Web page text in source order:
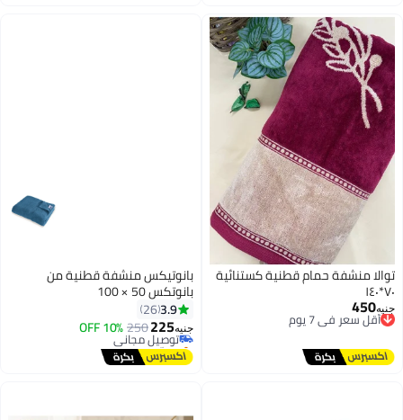
توالا منشفة حمام قطنية كستنائية
٧٠*١٤٠
جنيه450
أقل سعر في 7 يوم
توصيل مجاني
بانوتيكس منشفة قطنية من
بانوتكس 50 × 100
3.9
26
جنيه225
250
10% OFFتوصيل مجاني
بتخلّص بسرعة
توصيل مجاني